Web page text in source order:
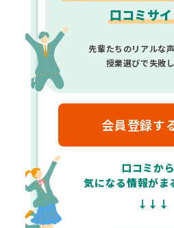
口コミサイ
先輩たちのリアルな
授業選びで失敗
会員登録す
口コミから
気になる情報がま
↓↓↓